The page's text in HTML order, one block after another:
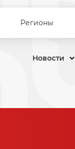
Регионы
Новости